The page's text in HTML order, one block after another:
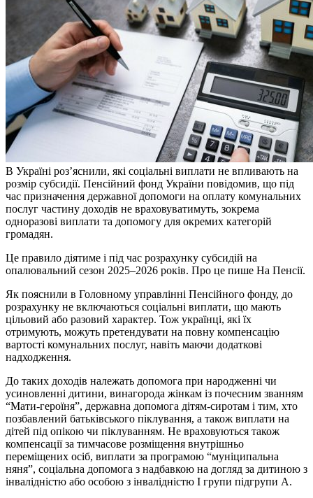
В Україні роз’яснили, які соціальні виплати не впливають на
розмір субсидії. Пенсійний фонд України повідомив, що під
час призначення державної допомоги на оплату комунальних
послуг частину доходів не враховуватимуть, зокрема
одноразові виплати та допомогу для окремих категорій
громадян.
Це правило діятиме і під час розрахунку субсидій на
опалювальний сезон 2025–2026 років. Про це пише На Пенсії.
Як пояснили в Головному управлінні Пенсійного фонду, до
розрахунку не включаються соціальні виплати, що мають
цільовий або разовий характер. Тож українці, які їх
отримують, можуть претендувати на повну компенсацію
вартості комунальних послуг, навіть маючи додаткові
надходження.
До таких доходів належать допомога при народженні чи
усиновленні дитини, винагорода жінкам із почесним званням
“Мати-героїня”, державна допомога дітям-сиротам і тим, хто
позбавлений батьківського піклування, а також виплати на
дітей під опікою чи піклуванням. Не враховуються також
компенсації за тимчасове розміщення внутрішньо
переміщених осіб, виплати за програмою “муніципальна
няня”, соціальна допомога з надбавкою на догляд за дитиною з
інвалідністю або особою з інвалідністю І групи підгрупи А.